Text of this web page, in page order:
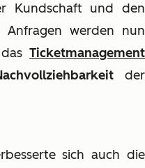
Kundschaft und den
Anfragen werden nun
Ticketmanagement
der
sich auch die